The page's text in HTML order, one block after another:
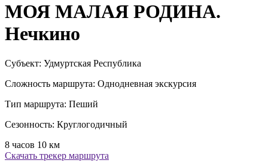
МОЯ МАЛАЯ РОДИНА.
Нечкино
Субъект: Удмуртская Республика
Сложность маршрута: Однодневная экскурсия
Тип маршрута: Пеший
Сезонность: Круглогодичный
8 часов 10 км
Скачать трекер маршрута